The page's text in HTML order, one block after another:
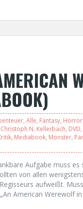
, Alle, Fantasy, Horror
Christoph N. Kellerbach, DVD,
, Mediabook, Monster,
Aufgabe muss
von allen
aufweißt.
American Werewolf